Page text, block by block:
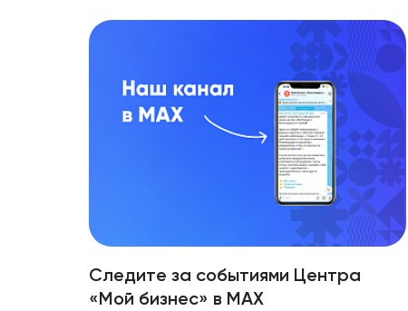
Следите за событиями Центра
«Мой бизнес» в МАХ